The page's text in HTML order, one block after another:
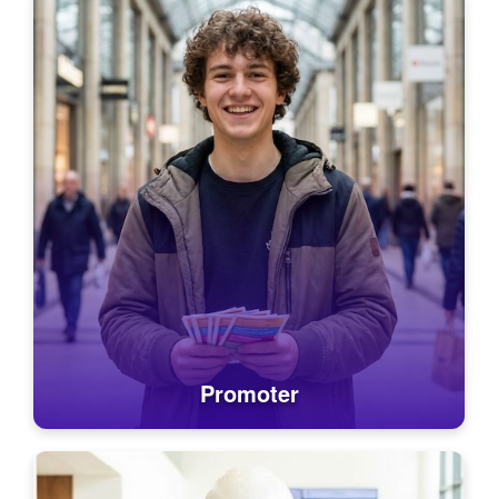
Promoter